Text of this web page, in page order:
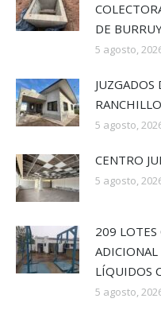
DE
5 agosto,
JUZGADOS
5 agosto,
CENTRO
5 agosto,
209 LOTES
LÍQUIDOS
5 agosto,